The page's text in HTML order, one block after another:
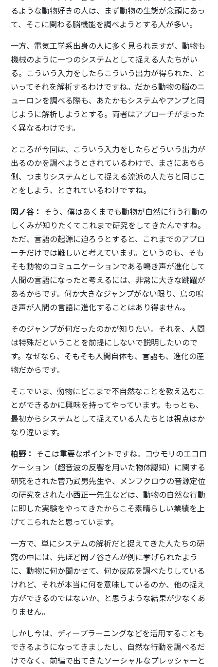
るような動物好きの人は、まず動物の生態が念頭にあっ
て、そこに関わる脳機能を調べようとする人が多い。
一方、電気工学系出身の人に多く見られますが、動物も
機械のように一つのシステムとして捉える人たちがい
る。こういう入力をしたらこういう出力が得られた、と
いってそれを解析するわけですね。だから動物の脳のニ
ューロンを調べる際も、あたかもシステムやアンプと同
じように解析しようとする。両者はアプローチがまった
く異なるわけです。
ところが今回は、こういう入力をしたらどういう出力が
出るのかを調べようとされているわけで、まさにあちら
側、つまりシステムとして捉える流派の人たちと同じこ
とをしよう、とされているわけですね。
岡ノ谷： そう、僕はあくまでも動物が自然に行う行動の
しくみが知りたくてこれまで研究をしてきたんですね。
ただ、言語の起源に迫ろうとすると、これまでのアプロ
ーチだけでは難しいと考えています。というのも、そも
そも動物のコミュニケーションである鳴き声が進化して
人間の言語になったと考えるには、非常に大きな跳躍が
あるからです。何か大きなジャンプがない限り、鳥の鳴
き声が人間の言語に進化することはあり得ません。
そのジャンプが何だったのかが知りたい。それを、人間
は特殊だということを前提にしないで説明したいので
す。なぜなら、そもそも人間自体も、言語も、進化の産
物だからです。
そこでいま、動物にどこまで不自然なことを教え込むこ
とができるかに興味を持ってやっています。もっとも、
最初からシステムとして捉えている人たちとは視点はか
なり違います。
柏野： そこは重要なポイントですね。コウモリのエコロ
ケーション（超音波の反響を用いた物体認知）に関する
研究をされた菅乃武男先生や、メンフクロウの音源定位
の研究をされた小西正一先生などは、動物の自然な行動
に即した実験をやってきたからこそ素晴らしい業績を上
げてこられたと思っています。
一方で、単にシステムの解析だと捉えてきた人たちの研
究の中には、先ほど岡ノ谷さんが例に挙げられたよう
に、動物に何か聞かせて、何か反応を調べたりしている
けれど、それが本当に何を意味しているのか、他の捉え
方ができるのではないか、と思うような結果が少なくあ
りません。
しかし今は、ディープラーニングなどを活用することも
できるようになってきましたし、自然な行動を調べるだ
けでなく、前編で出てきたソーシャルなプレッシャーと